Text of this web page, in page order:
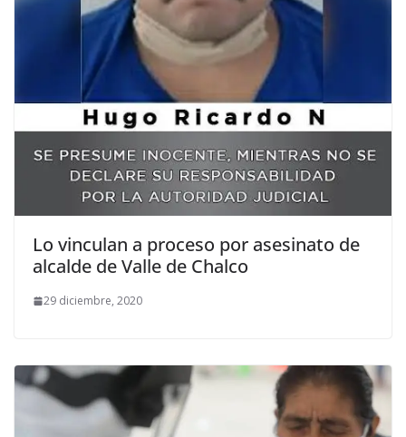
Lo vinculan a proceso por asesinato de
alcalde de Valle de Chalco
29 diciembre, 2020